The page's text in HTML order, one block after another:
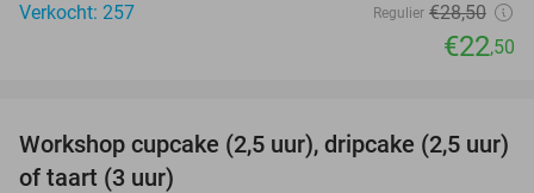
Verkocht: 257
Regulier €28,50
€22,50
51%
Workshop cupcake (2,5 uur), dripcake (2,5 uur)
of taart (3 uur)